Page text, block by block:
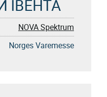
ІВЕНТА
NOVA Spektrum
Norges Varemesse